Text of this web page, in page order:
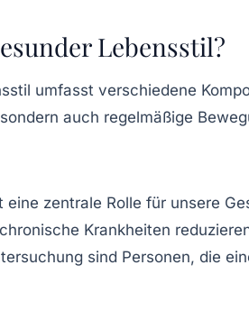
Lebensstil?
umfasst verschiedene
auch regelmäßige
eine zentrale Rolle für unsere
Krankheiten
sind Personen, die